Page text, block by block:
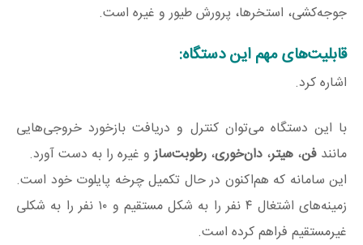
جوجه‌کشی، استخرها، پرورش طیور و غیره است.
قابلیت‌های مهم این دستگاه:
اشاره کرد.
با این دستگاه می‌توان کنترل و دریافت بازخورد خروجی‌هایی
مانند فن، هیتر، دان‌خوری، رطوبت‌سازو غیره را به دست آورد.
این سامانه که هم‌اکنون در حال تکمیل چرخه پایلوت خود است.
زمینه‌های اشتغال ۴ نفر را به شکل مستقیم و ۱۰ نفر را به شکلی
غیرمستقیم فراهم کرده است.